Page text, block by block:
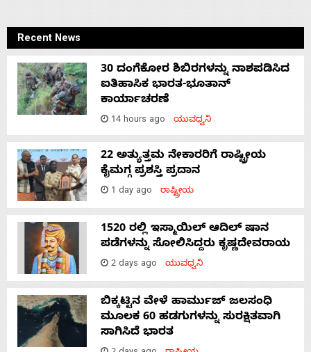
Recent News
30 ದಂಗೆಕೋರ ಶಿಬಿರಗಳನ್ನು ನಾಶಪಡಿಸಿದ
ಐತಿಹಾಸಿಕ ಭಾರತ-ಭೂತಾನ್
ಕಾರ್ಯಾಚರಣೆ
14 hours ago ಯುವಧ್ವನಿ
22 ಅತ್ಯುತ್ತಮ ನೇಕಾರರಿಗೆ ರಾಷ್ಟ್ರೀಯ
ಕೈಮಗ್ಗ ಪ್ರಶಸ್ತಿ ಪ್ರದಾನ
1 day ago ರಾಷ್ಟ್ರೀಯ
1520 ರಲ್ಲಿ ಇಸ್ಮಾಯಿಲ್ ಆದಿಲ್ ಷಾನ
ಪಡೆಗಳನ್ನು ಸೋಲಿಸಿದ್ದರು ಕೃಷ್ಣದೇವರಾಯ
2 days ago ಯುವಧ್ವನಿ
ಬಿಕ್ಕಟ್ಟಿನ ವೇಳೆ ಹಾರ್ಮುಜ್ ಜಲಸಂಧಿ
ಮೂಲಕ 60 ಹಡಗುಗಳನ್ನು ಸುರಕ್ಷಿತವಾಗಿ
ಸಾಗಿಸಿದೆ ಭಾರತ